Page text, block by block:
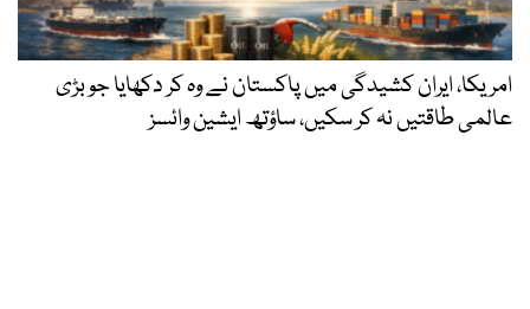
امریکا، ایران کشیدگی میں پاکستان نے وہ کر دکھایا جو بڑی
عالمی طاقتیں نہ کر سکیں، ساؤتھ ایشین وائسز